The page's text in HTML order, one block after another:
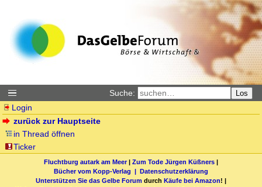
Suche: Los
Login
zurück zur Hauptseite
in Thread öffnen
Ticker
Fluchtburg autark am Meer| Zum Tode Jürgen Küßners |
Bücher vom Kopp-Verlag | Datenschutzerklärung
Unterstützen Sie das Gelbe Forum durch Käufe bei Amazon! |